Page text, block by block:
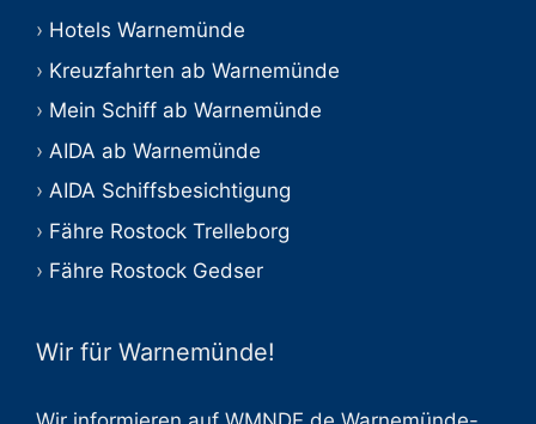
Hotels Warnemünde
Kreuzfahrten ab Warnemünde
Mein Schiff ab Warnemünde
AIDA ab Warnemünde
AIDA Schiffsbesichtigung
Fähre Rostock Trelleborg
Fähre Rostock Gedser
Wir für Warnemünde!